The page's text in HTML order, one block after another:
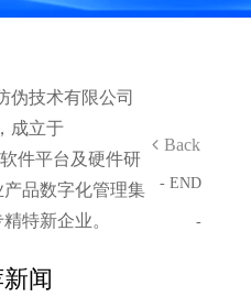
伪技术有限公司
成立于
件平台及硬件研
品数字化管理集
特新企业。
Back
- END
-
闻